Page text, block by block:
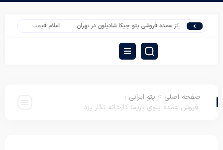
مرکز عمده فروشی پتو چیکا شادیلون در تهران اعلام قیمت تشک مهمان یک
صفحه اصلی > پتو ایرانی :
فروش عمده پتوی پریما کارخانه نگار یزد